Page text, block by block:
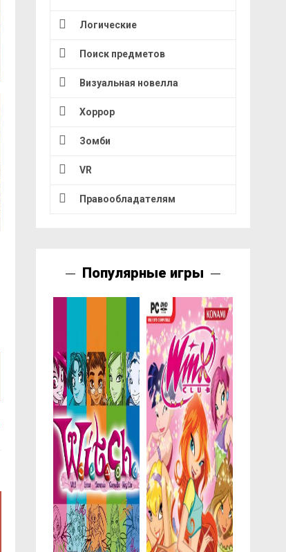
Логические
Поиск предметов
Визуальная новелла
Хоррор
Зомби
VR
Правообладателям
Популярные игры